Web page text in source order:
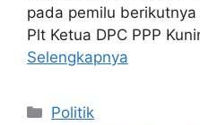
pada pemilu
Plt Ketua DPC PPP
Selengkapnya
Kategori
Politik